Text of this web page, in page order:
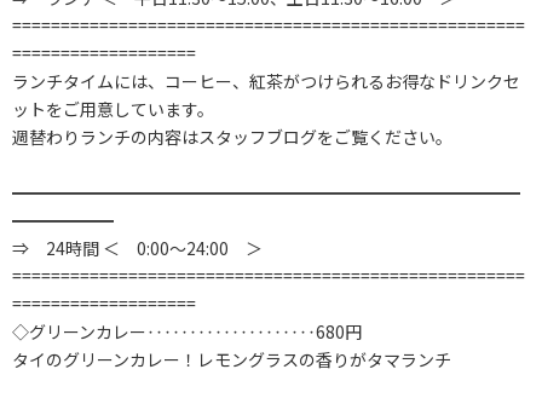
=====================================================
===================
ランチタイムには、コーヒー、紅茶がつけられるお得なドリンクセ
ットをご用意しています。
週替わりランチの内容はスタッフブログをご覧ください。
━━━━━━━━━━━━━━━━━━━━━━━━━━━━━━
━━━━━━
⇒ 24時間 ＜ 0:00～24:00 ＞
=====================================================
===================
◇グリーンカレー‥‥‥‥‥‥‥‥‥‥680円
タイのグリーンカレー！レモングラスの香りがタマランチ